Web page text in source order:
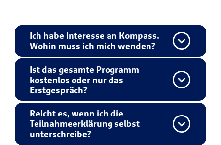
Ich habe Interesse an Kompass.
Wohin muss ich mich wenden?
Ist das gesamte Programm
kostenlos oder nur das
Erstgespräch?
Reicht es, wenn ich die
Teilnahmeerklärung selbst
unterschreibe?